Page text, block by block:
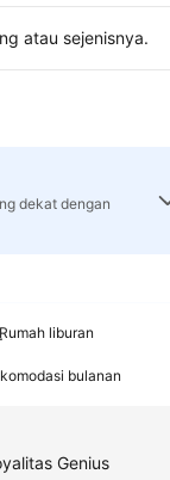
atau sejenisnya.
dekat dengan
Rumah liburan
bulanan
Genius